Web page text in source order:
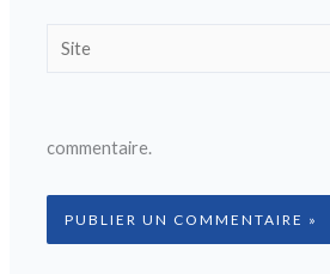
Site
commentaire.